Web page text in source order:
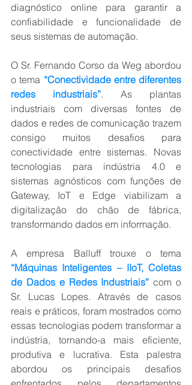
diagnóstico online para garantir a
confiabilidade e funcionalidade de
seus sistemas de automação.
O Sr. Fernando Corso da Weg abordou
o tema “Conectividade entre diferentes
redes industriais”. As plantas
industriais com diversas fontes de
dados e redes de comunicação trazem
consigo muitos desafios para
conectividade entre sistemas. Novas
tecnologias para indústria 4.0 e
sistemas agnósticos com funções de
Gateway, IoT e Edge viabilizam a
digitalização do chão de fábrica,
transformando dados em informação.
“Máquinas Inteligentes – IIoT, Coletas
de Dados e Redes Industriais” com o
Sr. Lucas Lopes. Através de casos
reais e práticos, foram mostrados como
essas tecnologias podem transformar a
indústria, tornando-a mais eficiente,
produtiva e lucrativa. Esta palestra
abordou os principais desafios